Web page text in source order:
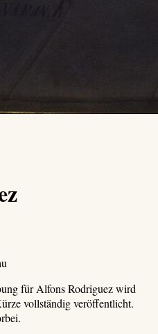
fürAlfons Rodriguezwird
vollständig veröffentlicht.